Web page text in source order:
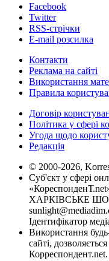
Facebook
Twitter
RSS-стрічки
E-mail розсилка
Контакти
Реклама на сайті
Використання
Правила
Договір
Політика у сфері
Угода щодо
Редакція
© 2000-2026,
Суб'єкт у сфері
ХАРКІВСЬКЕ
Ідентифікатор
Використання
сайті,
Корреспондент.net.